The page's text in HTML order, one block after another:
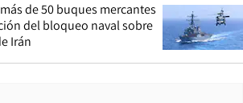
de 50 buques mercantes
del bloqueo naval sobre
Irán